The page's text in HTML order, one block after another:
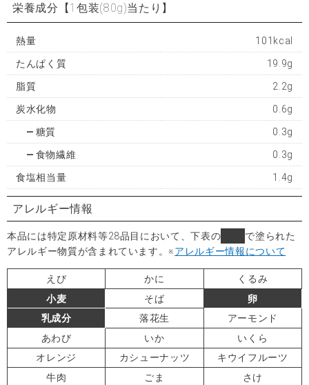
栄養成分 【1包装(80g)当たり】
熱量 101kcal
たんぱく質 19.9g
脂質 2.2g
炭水化物 0.6g
糖質 0.3g
食物繊維 0.3g
食塩相当量 1.4g
アレルギー情報
本品には特定原材料等28品目において、下表の
で塗られた
アレルギー物質が含まれています。※アレルギー情報について
えび かに
くるみ
小麦
そば
卵
乳成分
落花生
アーモンド
あわび
いか
いくら
オレンジ
カシューナッツ
キウイフルーツ
牛肉
ごま
さけ